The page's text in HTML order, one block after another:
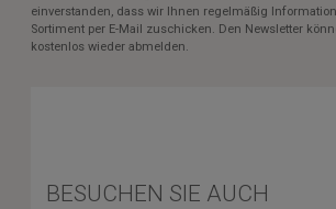
einverstanden, dass wir Ihnen regelmäßig
Sortiment per E-Mail zuschicken. Den Newsletter
kostenlos wieder abmelden.
BESUCHEN SIE AUCH